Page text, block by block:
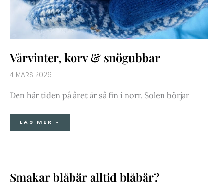
Vårvinter, korv & snögubbar
4 MARS 2026
Den här tiden på året är så fin i norr. Solen börjar
LÄS MER »
Smakar blåbär alltid blåbär?
SMAKAR
BLÅBÄR
ALLTID